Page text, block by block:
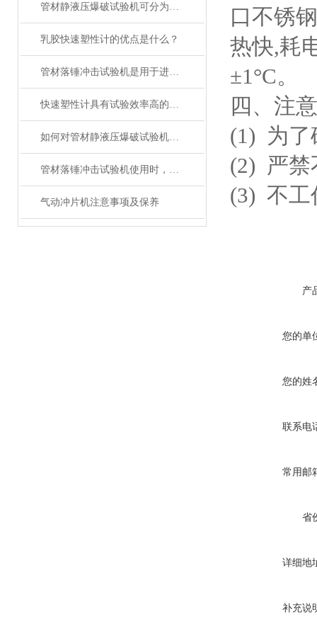
管材静液压爆破试验机可分为单位式和密闭式两种
乳胶快速塑性计的优点是什么？
管材落锤冲击试验机是用于进行管道产品性能测试的设备
快速塑性计具有试验效率高的优点
如何对管材静液压爆破试验机进行维护保养？这9个步骤很重要
管材落锤冲击试验机使用时，这些常见的操作误区请注意！
气动冲片机注意事项及保养
口不锈
热快,耗
±1°C。
四、注
(1) 为了
(2) 严禁
(3) 不工
产
您的单
您的姓
联系电
常用邮
省
详细地
补充说